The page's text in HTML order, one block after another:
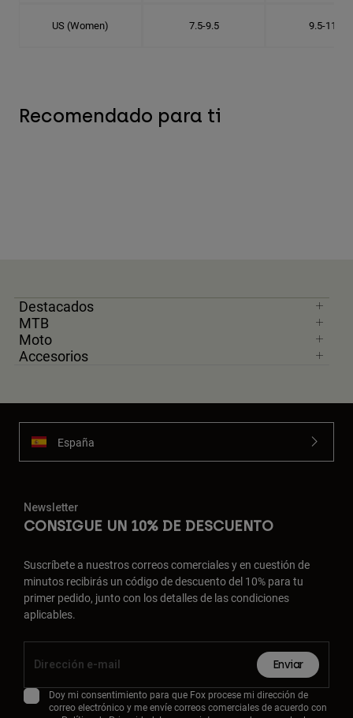
US (Women) 7.5-9.5 9.5-11.5
Recomendado para ti
Destacados
MTB
Moto
Accesorios
España
Newsletter
CONSIGUE UN 10% DE DESCUENTO
Suscríbete a nuestros correos comerciales y en cuestión de
minutos recibirás un código de descuento del 10% para tu
primer pedido, junto con los detalles de las condiciones
aplicables.
Enviar
Doy mi consentimiento para que Fox procese mi dirección de
correo electrónico y me envíe correos comerciales de acuerdo con